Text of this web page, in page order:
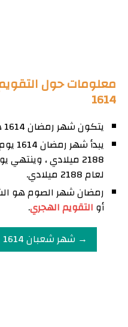
معلومات حول
1614
يتكون شهر رمضان 1614 هجرية من 30 يوم
لعام 2188 ميلادي.
رمضان شهر الصوم هو
أو التقويم الهجري.
→ شهر شعبان 1614